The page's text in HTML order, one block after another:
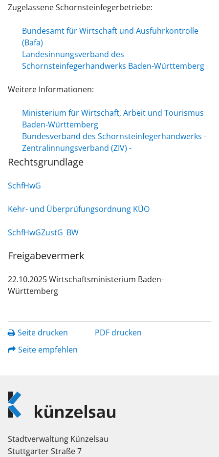
Zugelassene Schornsteinfegerbetriebe:
Bundesamt für Wirtschaft und Ausfuhrkontrolle
(Bafa)
Landesinnungsverband des
Schornsteinfegerhandwerks Baden-Württemberg
Weitere Informationen:
Ministerium für Wirtschaft, Arbeit und Tourismus
Baden-Württemberg
Bundesverband des Schornsteinfegerhandwerks -
Zentralinnungsverband (ZIV) -
Rechtsgrundlage
SchfHwG
Kehr- und Überprüfungsordnung KÜO
SchfHwGZustG_BW
Freigabevermerk
22.10.2025 Wirtschaftsministerium Baden-
Württemberg
Seite drucken
PDF drucken
Seite empfehlen
Logo
Künzelsau
Stadtverwaltung Künzelsau
Stuttgarter Straße 7